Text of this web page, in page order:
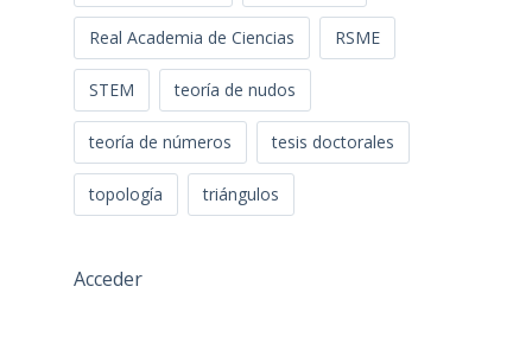
Real Academia de Ciencias RSME
STEM teoría de nudos
teoría de números tesis doctorales
topología triángulos
Acceder